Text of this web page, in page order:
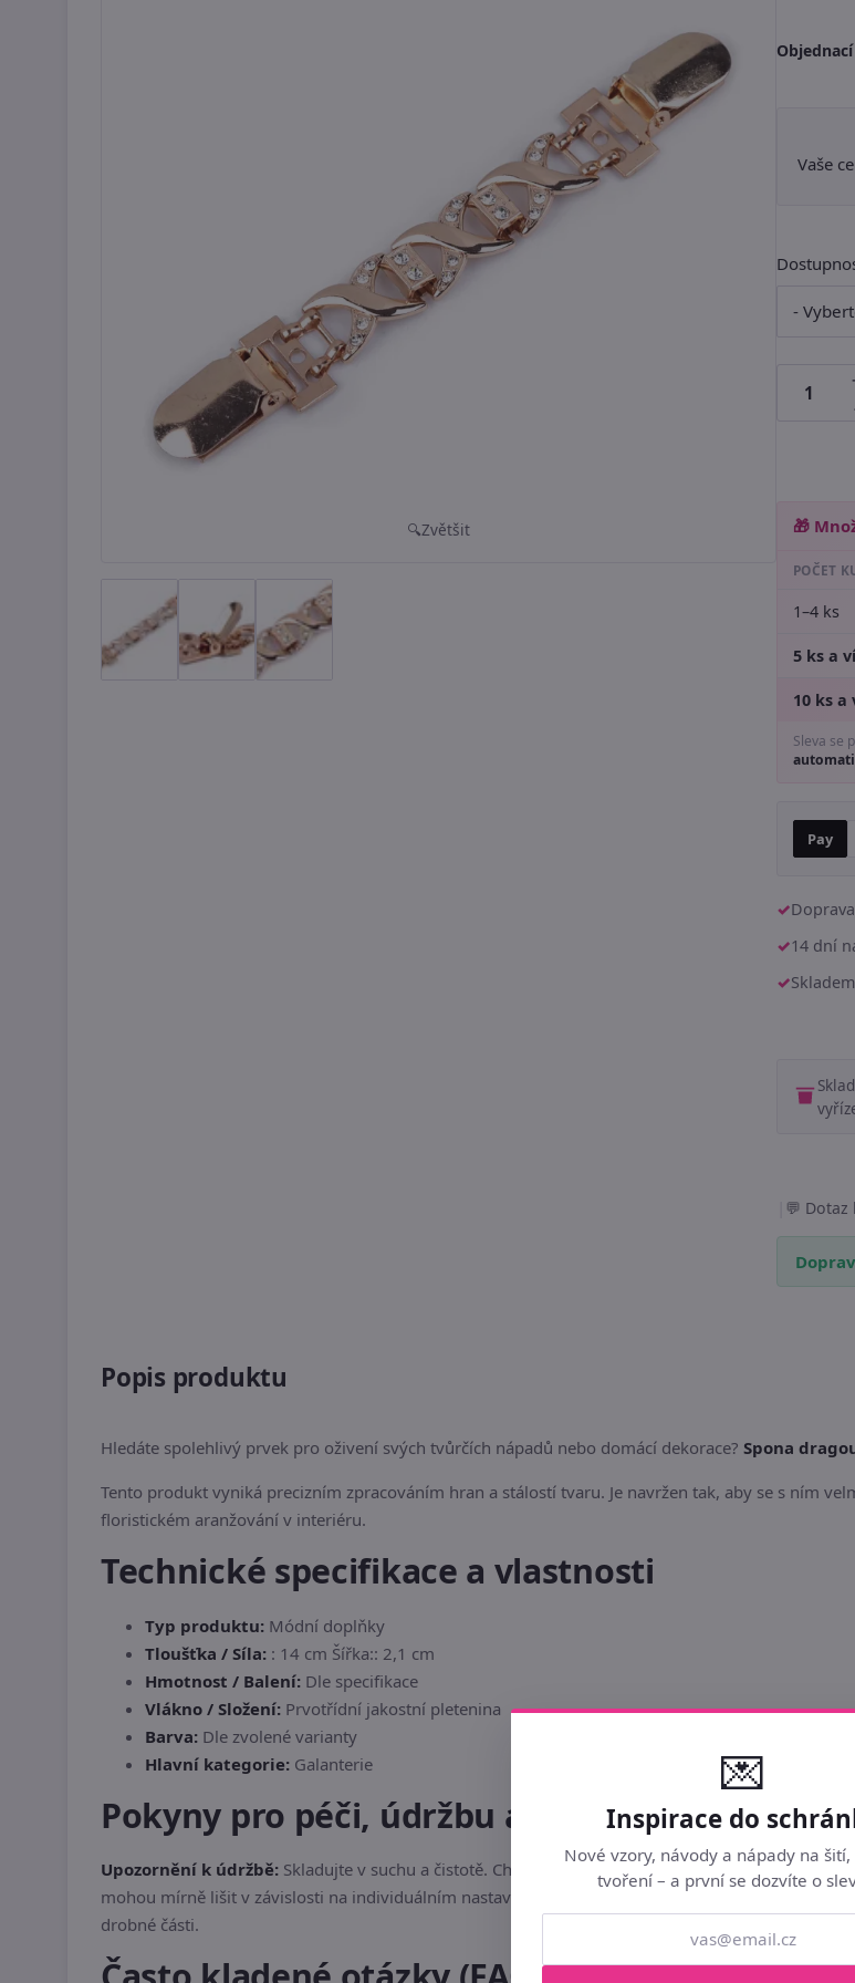
Zvětšit
Vaše
🎁
POČET
1–4 ks
5 ks a
10 ks a
Sleva se
Pay
14 dní
Dotaz
Popis produktu
Hledáte spolehlivý prvek pro oživení svých tvůrčích nápadů nebo domácí dekorace? Spona
Tento produkt vyniká precizním zpracováním hran a stálostí tvaru. Je navržen tak, aby se s ním
floristickém aranžování v interiéru.
Technické specifikace a vlastnosti
Typ produktu: Módní doplňky
Tloušťka / Síla: : 14 cm Šířka:: 2,1 cm
Hmotnost / Balení: Dle specifikace
Vlákno / Složení: Prvotřídní jakostní pletenina
Barva: Dle zvolené varianty
Hlavní kategorie: Galanterie
Pokyny pro péči, údržbu a bezpečnost
Upozornění k údržbě: Skladujte v suchu a čistotě. Chraňte před dlouhodobým přímým
mohou mírně lišit v závislosti na individuálním nastavení vašeho monitoru či displeje mobilního
drobné části.
💌
Inspirace do
Nové vzory, návody a nápady na
tvoření – a první se dozvíte o